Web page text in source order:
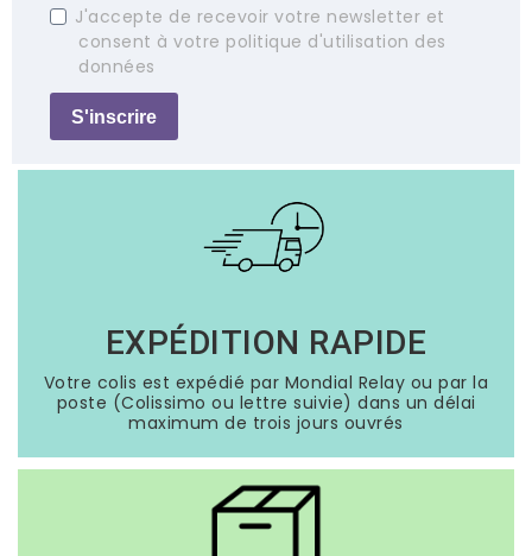
J'accepte de recevoir votre newsletter et
consent à votre politique d'utilisation des
données
S'inscrire
EXPÉDITION RAPIDE
Votre colis est expédié par Mondial Relay ou par la
poste (Colissimo ou lettre suivie) dans un délai
maximum de trois jours ouvrés